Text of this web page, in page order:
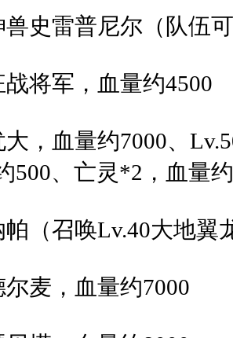
兽史雷普尼尔（队伍
战将军，血量约4500
大，血量约7000、
500、亡灵*2，血量
帕（召唤Lv.40大地翼
尔麦，血量约7000